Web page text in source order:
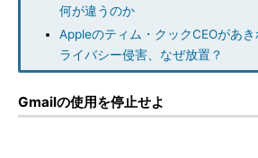
何が違うのか
Appleのティム・クックCEOがあ
ライバシー侵害、なぜ放置？
Gmailの使用を停止せよ